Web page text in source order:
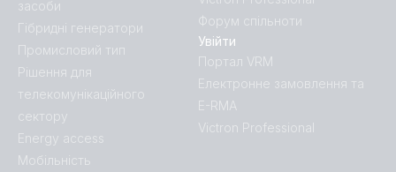
засоби
Гібридні генератори
Промисловий тип
Рішення для
телекомунікаційного
сектору
Energy access
Мобільність
Форум спільноти
Увійти
Портал VRM
Електронне замовлення та
E-RMA
Victron Professional